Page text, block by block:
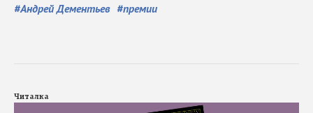
#Андрей Дементьев #премии
Читалка